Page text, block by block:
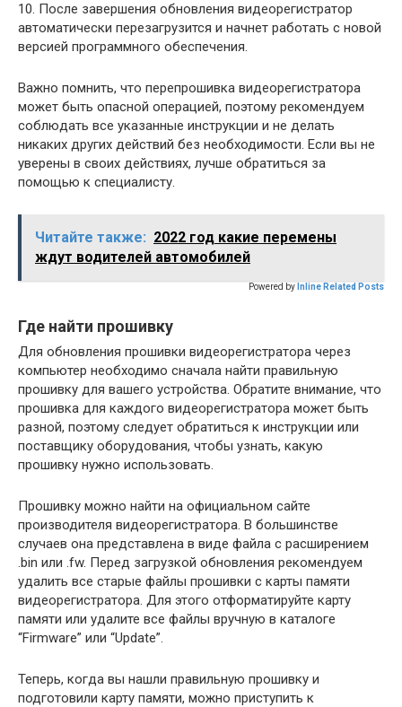
10. После завершения обновления видеорегистратор
автоматически перезагрузится и начнет работать с новой
версией программного обеспечения.
Важно помнить, что перепрошивка видеорегистратора
может быть опасной операцией, поэтому рекомендуем
соблюдать все указанные инструкции и не делать
никаких других действий без необходимости. Если вы не
уверены в своих действиях, лучше обратиться за
помощью к специалисту.
Читайте также: 2022 год какие перемены
ждут водителей автомобилей
Powered by Inline Related Posts
Где найти прошивку
Для обновления прошивки видеорегистратора через
компьютер необходимо сначала найти правильную
прошивку для вашего устройства. Обратите внимание, что
прошивка для каждого видеорегистратора может быть
разной, поэтому следует обратиться к инструкции или
поставщику оборудования, чтобы узнать, какую
прошивку нужно использовать.
Прошивку можно найти на официальном сайте
производителя видеорегистратора. В большинстве
случаев она представлена в виде файла с расширением
.bin или .fw. Перед загрузкой обновления рекомендуем
удалить все старые файлы прошивки с карты памяти
видеорегистратора. Для этого отформатируйте карту
памяти или удалите все файлы вручную в каталоге
“Firmware” или “Update”.
Теперь, когда вы нашли правильную прошивку и
подготовили карту памяти, можно приступить к